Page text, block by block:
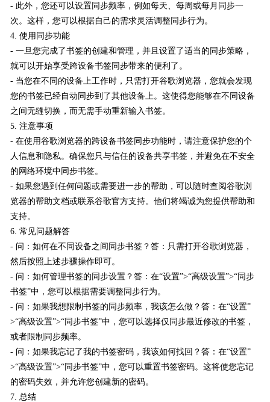
- 此外，您还可以设置同步频率，例如每天、每周或每月同步一
次。这样，您可以根据自己的需求灵活调整同步行为。
4. 使用同步功能
- 一旦您完成了书签的创建和管理，并且设置了适当的同步策略，
就可以开始享受跨设备书签同步带来的便利了。
- 当您在不同的设备上工作时，只需打开谷歌浏览器，您就会发现
您的书签已经自动同步到了其他设备上。这使得您能够在不同设备
之间无缝切换，而无需手动重新输入书签。
5. 注意事项
- 在使用谷歌浏览器的跨设备书签同步功能时，请注意保护您的个
人信息和隐私。确保您只与信任的设备共享书签，并避免在不安全
的网络环境中同步书签。
- 如果您遇到任何问题或需要进一步的帮助，可以随时查阅谷歌浏
览器的帮助文档或联系谷歌官方支持。他们将竭诚为您提供帮助和
支持。
6. 常见问题解答
- 问：如何在不同设备之间同步书签？答：只需打开谷歌浏览器，
然后按照上述步骤操作即可。
- 问：如何管理书签的同步设置？答：在“设置”>“高级设置”>“同步
书签”中，您可以根据需要调整同步行为。
- 问：如果我想限制书签的同步频率，我该怎么做？答：在“设置”
>“高级设置”>“同步书签”中，您可以选择仅同步最近修改的书签，
或者限制同步频率。
- 问：如果我忘记了我的书签密码，我该如何找回？答：在“设置”
>“高级设置”>“同步书签”中，您可以重置书签密码。这将使您忘记
的密码失效，并允许您创建新的密码。
7. 总结